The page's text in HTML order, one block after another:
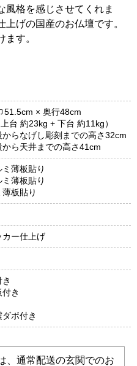
風格を感じさせてくれま
げの国産のお仏壇です。
す。
51.5cm × 奥行48cm
台 約23kg + 下台 約11kg）
からなげし彫刻までの高さ32cm
から天井までの高さ41cm
薄板貼り
薄板貼り
板貼り
カー仕上げ
き
ボ付き
、通常配送の玄関でのお